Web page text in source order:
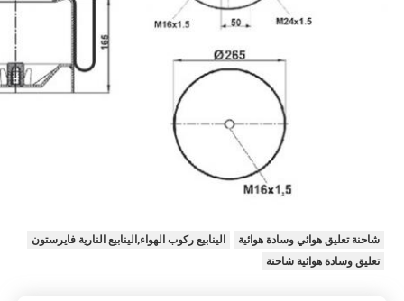
شاحنة تعليق هوائي وسادة هوائية
الينابيع ركوب الهواء,الينابيع النارية فايرستون
تعليق وسادة هوائية شاحنة